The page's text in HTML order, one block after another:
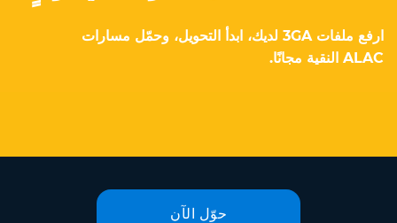
ارفع ملفات 3GA لديك، ابدأ التحويل، وحمّل مسارات
ALAC النقية مجانًا.
حوّل الآن